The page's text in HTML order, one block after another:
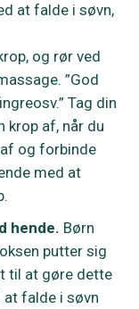
at falde i søvn,
og rør ved
”God
Tag din
krop af, når du
og forbinde
med at
hende. Børn
putter sig
til at gøre dette
falde i søvn